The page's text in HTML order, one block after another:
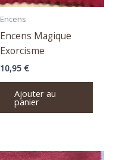
Encens
Encens Magique
Exorcisme
10,95 €
Ajouter au
panier